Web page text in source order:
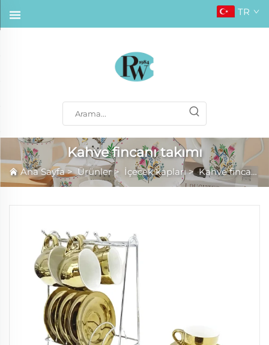
TR
Kahve fincanı takımı
Ana Sayfa>Ürünler> İçecek kapları>Kahve fincanı takımı